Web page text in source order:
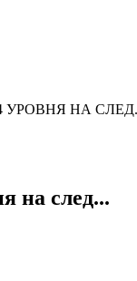
НА
на след...